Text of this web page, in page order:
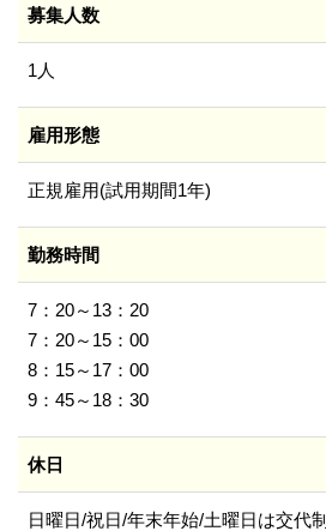
募集人数
1人
雇用形態
正規雇用(試用期間1年)
勤務時間
7：20～13：20
7：20～15：00
8：15～17：00
9：45～18：30
休日
日曜日/祝日/年末年始/土曜日は交代制